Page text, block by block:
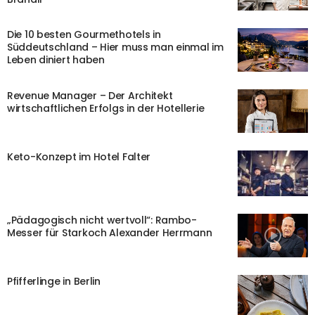
Die 10 besten Gourmethotels in
Süddeutschland – Hier muss man einmal im
Leben diniert haben
Revenue Manager – Der Architekt
wirtschaftlichen Erfolgs in der Hotellerie
Keto-Konzept im Hotel Falter
„Pädagogisch nicht wertvoll“: Rambo-
Messer für Starkoch Alexander Herrmann
Pfifferlinge in Berlin